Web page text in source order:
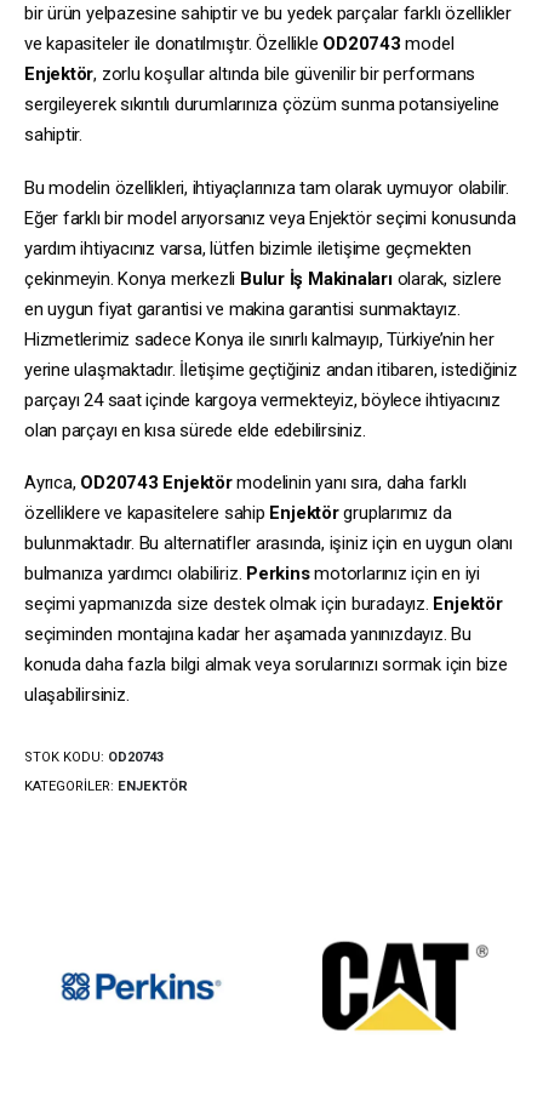
bir ürün yelpazesine sahiptir ve bu yedek parçalar farklı özellikler
ve kapasiteler ile donatılmıştır. Özellikle OD20743 model
Enjektör, zorlu koşullar altında bile güvenilir bir performans
sergileyerek sıkıntılı durumlarınıza çözüm sunma potansiyeline
sahiptir.
Bu modelin özellikleri, ihtiyaçlarınıza tam olarak uymuyor olabilir.
Eğer farklı bir model arıyorsanız veya Enjektör seçimi konusunda
yardım ihtiyacınız varsa, lütfen bizimle iletişime geçmekten
çekinmeyin. Konya merkezli Bulur İş Makinalarıolarak, sizlere
en uygun fiyat garantisi ve makina garantisi sunmaktayız.
Hizmetlerimiz sadece Konya ile sınırlı kalmayıp, Türkiye’nin her
yerine ulaşmaktadır. İletişime geçtiğiniz andan itibaren, istediğiniz
parçayı 24 saat içinde kargoya vermekteyiz, böylece ihtiyacınız
olan parçayı en kısa sürede elde edebilirsiniz.
Ayrıca, OD20743 Enjektörmodelinin yanı sıra, daha farklı
özelliklere ve kapasitelere sahip Enjektörgruplarımız da
bulunmaktadır. Bu alternatifler arasında, işiniz için en uygun olanı
bulmanıza yardımcı olabiliriz. Perkinsmotorlarınız için en iyi
seçimi yapmanızda size destek olmak için buradayız. Enjektör
seçiminden montajına kadar her aşamada yanınızdayız. Bu
konuda daha fazla bilgi almak veya sorularınızı sormak için bize
ulaşabilirsiniz.
STOK KODU: OD20743
KATEGORILER: ENJEKTÖR